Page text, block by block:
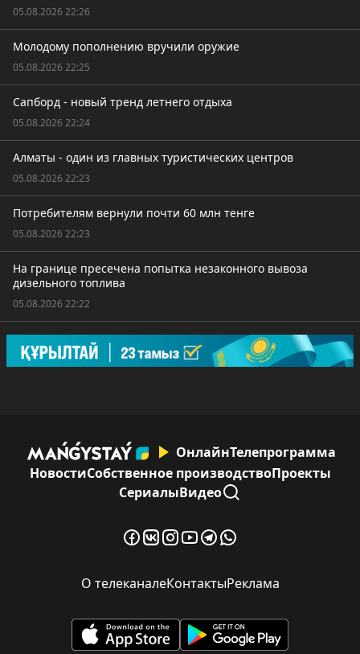
05.08.2026 22:26
Молодому пополнению вручили оружие
05.08.2026 22:25
Сапборд - новый тренд летнего отдыха
05.08.2026 22:24
Алматы - один из главных туристических центров
05.08.2026 22:23
Потребителям вернули почти 60 млн тенге
05.08.2026 22:23
На границе пресечена попытка незаконного вывоза
дизельного топлива
05.08.2026 22:22
ОнлайнТелепрограмма
НовостиСобственное производствоПроекты
СериалыВидео
О телеканалеКонтактыРеклама